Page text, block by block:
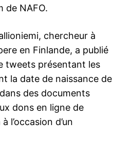
de NAFO.
chercheur à
en Finlande, a publié
tweets présentant les
la date de naissance de
des documents
dons en ligne de
l’occasion d’un